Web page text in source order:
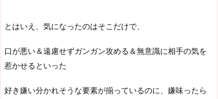
とはいえ、気になったのはそこだけで、
口が悪い＆遠慮せずガンガン攻める＆無意識に相手の気を
惹かせるといった
好き嫌い分かれそうな要素が揃っているのに、嫌味ったら